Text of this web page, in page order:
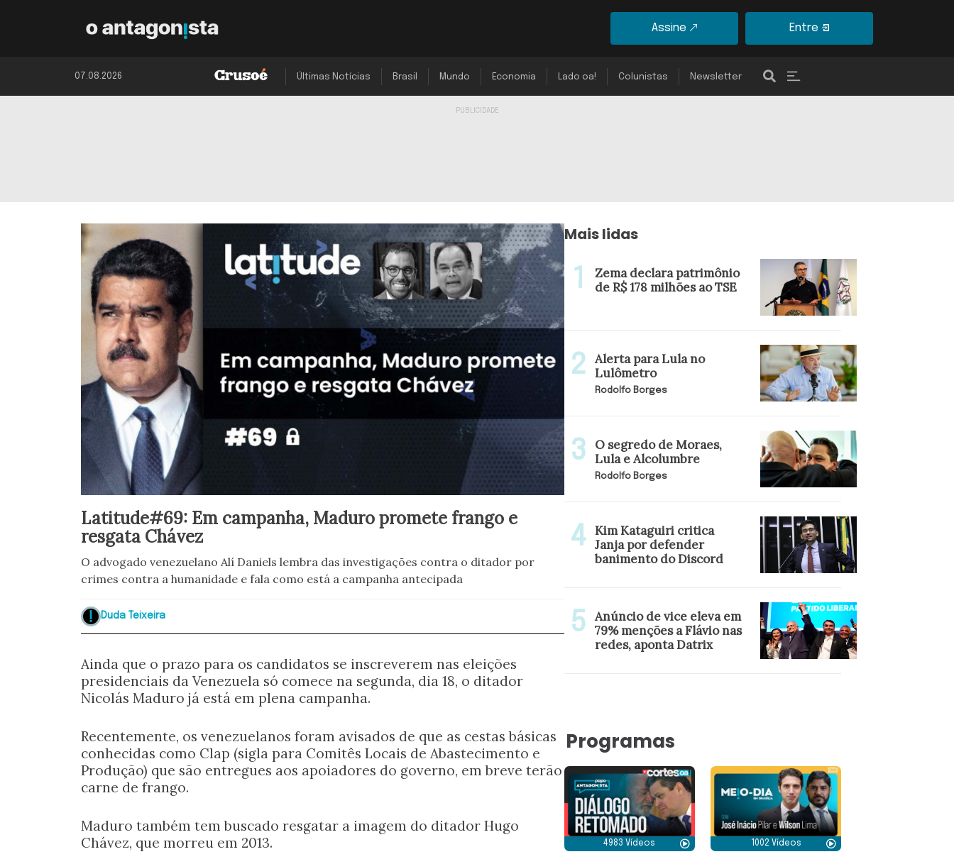
Assine Entre
07.08.2026 Últimas Notícias Brasil Mundo Economia Lado oa! Colunistas Newsletter
Latitude#69: Em campanha, Maduro promete frango e
resgata Chávez
O advogado venezuelano Alí Daniels lembra das investigações contra o ditador por
crimes contra a humanidade e fala como está a campanha antecipada
Duda Teixeira
Ainda que o prazo para os candidatos se inscreverem nas eleições
presidenciais da Venezuela só comece na segunda, dia 18, o ditador
Nicolás Maduro já está em plena campanha.
Recentemente, os venezuelanos foram avisados de que as cestas básicas
conhecidas como Clap (sigla para Comitês Locais de Abastecimento e
Produção) que são entregues aos apoiadores do governo, em breve terão
carne de frango.
Maduro também tem buscado resgatar a imagem do ditador Hugo
Chávez, que morreu em 2013.
Mais lidas
Zema declara patrimônio
de R$ 178 milhões ao TSE
Alerta para Lula no
Lulômetro
Rodolfo Borges
O segredo de Moraes,
Lula e Alcolumbre
Rodolfo Borges
Kim Kataguiri critica
Janja por defender
banimento do Discord
Anúncio de vice eleva em
79% menções a Flávio nas
redes, aponta Datrix
Programas
4983 Vídeos 1002 Vídeos